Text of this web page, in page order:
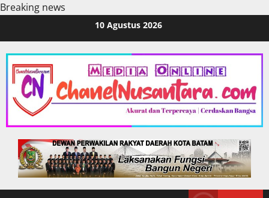
Breaking news
content
10 Agustus 2026